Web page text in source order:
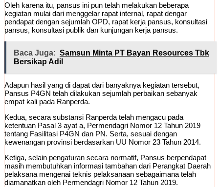
Oleh karena itu, pansus ini pun telah melakukan beberapa
kegiatan mulai dari menggelar rapat internal, rapat dengar
pendapat dengan sejumlah OPD, rapat kerja pansus, konsultasi
pansus, konsultasi publik dan kunjungan kerja pansus.
Baca Juga: Samsun Minta PT Bayan Resources Tbk
Bersikap Adil
Adapun hasil yang di dapat dari banyaknya kegiatan tersebut,
Pansus P4GN telah dilakukan sejumlah perbaikan sebanyak
empat kali pada Ranperda.
Kedua, secara substansi Ranperda telah mengacu pada
ketentuan Pasal 3 ayat a, Permendagri Nomor 12 Tahun 2019
tentang Fasilitasi P4GN dan PN. Serta, sesuai dengan
kewenangan provinsi berdasarkan UU Nomor 23 Tahun 2014.
Ketiga, selain pengaturan secara normatif, Pansus berpendapat
masih membutuhkan informasi tambahan dari Perangkat Daerah
pelaksana mengenai teknis pelaksanaan sebagaimana telah
diamanatkan oleh Permendagri Nomor 12 Tahun 2019.